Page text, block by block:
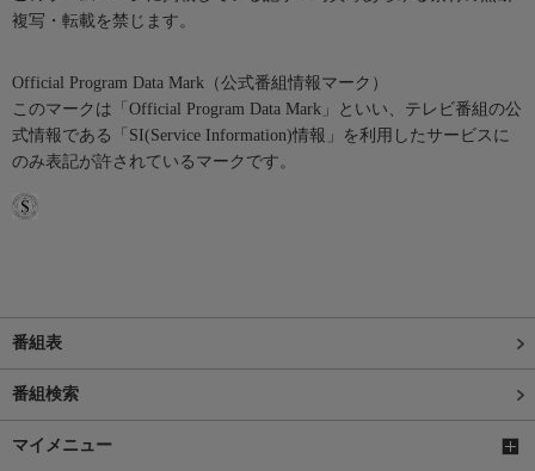
複写・転載を禁じます。
Official Program Data Mark（公式番組情報マーク）
このマークは「Official Program Data Mark」といい、テレビ番組の公
式情報である「SI(Service Information)情報」を利用したサービスに
のみ表記が許されているマークです。
番組表
番組検索
マイメニュー